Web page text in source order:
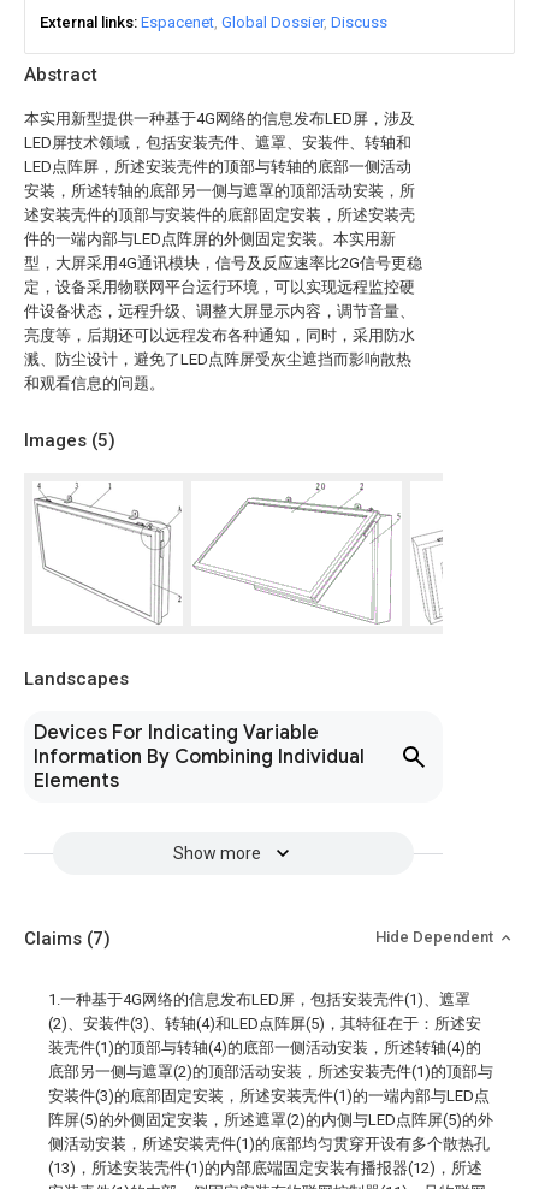
Abstract
本实用新型提供一种基于4G网络的信息发布LED屏，涉及
LED屏技术领域，包括安装壳件、遮罩、安装件、转轴和
LED点阵屏，所述安装壳件的顶部与转轴的底部一侧活动
安装，所述转轴的底部另一侧与遮罩的顶部活动安装，所
述安装壳件的顶部与安装件的底部固定安装，所述安装壳
件的一端内部与LED点阵屏的外侧固定安装。本实用新
型，大屏采用4G通讯模块，信号及反应速率比2G信号更稳
定，设备采用物联网平台运行环境，可以实现远程监控硬
件设备状态，远程升级、调整大屏显示内容，调节音量、
亮度等，后期还可以远程发布各种通知，同时，采用防水
溅、防尘设计，避免了LED点阵屏受灰尘遮挡而影响散热
和观看信息的问题。
Images (5)
Landscapes
Devices For Indicating Variable
Information By Combining Individual
Elements
Show more
External links Espacenet Global Dossier Discuss
Claims (7) Hide Dependent
1.一种基于4G网络的信息发布LED屏，包括安装壳件(1)、遮罩
(2)、安装件(3)、转轴(4)和LED点阵屏(5)，其特征在于：所述安
装壳件(1)的顶部与转轴(4)的底部一侧活动安装，所述转轴(4)的
底部另一侧与遮罩(2)的顶部活动安装，所述安装壳件(1)的顶部与
安装件(3)的底部固定安装，所述安装壳件(1)的一端内部与LED点
阵屏(5)的外侧固定安装，所述遮罩(2)的内侧与LED点阵屏(5)的外
侧活动安装，所述安装壳件(1)的底部均匀贯穿开设有多个散热孔
(13)，所述安装壳件(1)的内部底端固定安装有播报器(12)，所述